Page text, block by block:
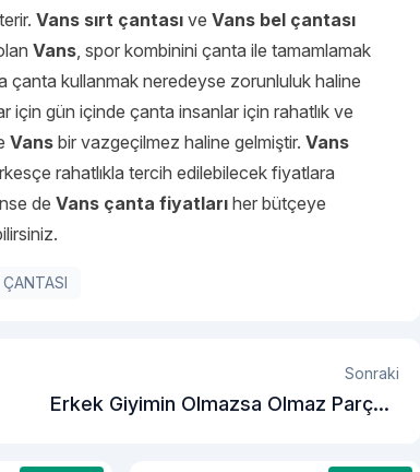
Vans sırt çantası ve Vans bel çantası
Vans, spor kombinini çanta ile tamamlamak
çanta kullanmak neredeyse zorunluluk haline
için gün içinde çanta insanlar için rahatlık ve
Vans bir vazgeçilmez haline gelmiştir. Vans
rahatlıkla tercih edilebilecek fiyatlara
de Vans çanta fiyatları her bütçeye
Sonraki
Erkek Giyimin Olmazsa Olmaz Parçası
Olmalıdır?